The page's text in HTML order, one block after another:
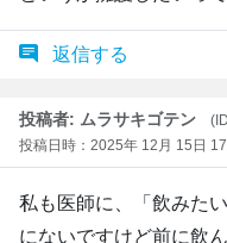
返信する
投稿者: ムラサキゴテン
投稿日時：2025年 12月 15日
私も医師に、「飲みた
にないですけど前に飲